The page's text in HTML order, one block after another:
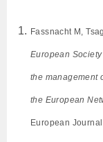
Fassnacht M,
European
the management
the European
European